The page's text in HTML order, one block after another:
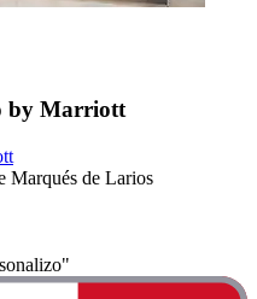
by Marriott
Marqués de Larios